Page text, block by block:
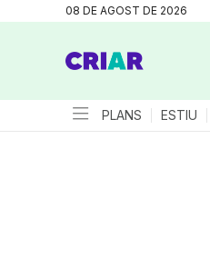
08 DE AGOST DE 2026
PLANS ESTIU